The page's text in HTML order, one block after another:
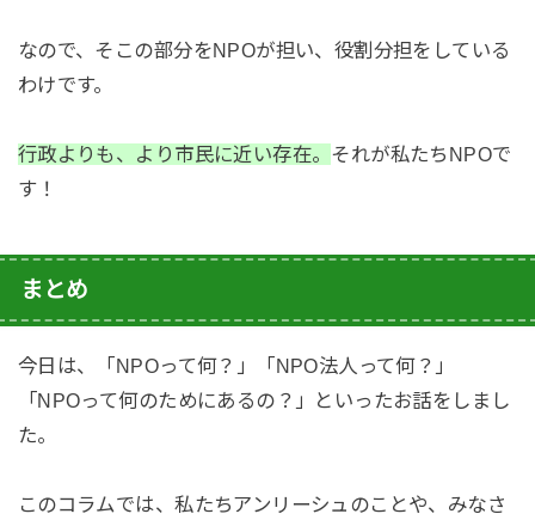
なので、そこの部分をNPOが担い、役割分担をしている
わけです。
行政よりも、より市民に近い存在。 それが私たちNPOで
す！
まとめ
今日は、「NPOって何？」「NPO法人って何？」
「NPOって何のためにあるの？」といったお話をしまし
た。
このコラムでは、私たちアンリーシュのことや、みなさ